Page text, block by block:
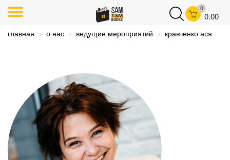
0
0.00
главная о нас ведущие мероприятий кравченко ася